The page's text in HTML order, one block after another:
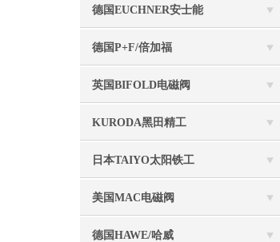
德国EUCHNER安士能
德国P+F/倍加福
英国BIFOLD电磁阀
KURODA黑田精工
日本TAIYO太阳铁工
美国MAC电磁阀
德国HAWE/哈威